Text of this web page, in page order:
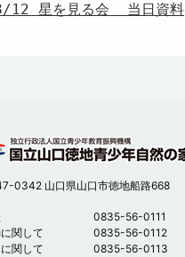
12 星を見る会  当日資料
0342 山口県山口市徳地船路668
0835-56-0111
関して
0835-56-0112
関して
0835-56-0113